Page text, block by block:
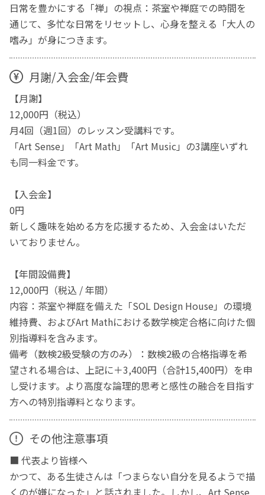
日常を豊かにする「禅」の視点：茶室や禅庭での時間を
通じて、多忙な日常をリセットし、心身を整える「大人の
嗜み」が身につきます。
月謝/入会金/年会費
【月謝】
12,000円（税込）
月4回（週1回）のレッスン受講料です。
「Art Sense」「Art Math」「Art Music」の3講座いずれ
も同一料金です。
【入会金】
0円
新しく趣味を始める方を応援するため、入会金はいただ
いておりません。
【年間設備費】
12,000円（税込 / 年間）
内容：茶室や禅庭を備えた「SOL Design House」の環境
維持費、およびArt Mathにおける数学検定合格に向けた個
別指導料を含みます。
備考（数検2級受験の方のみ）：数検2級の合格指導を希
望される場合は、上記に＋3,400円（合計15,400円）を申
し受けます。より高度な論理的思考と感性の融合を目指す
方への特別指導料となります。
その他注意事項
■ 代表より皆様へ
かつて、ある生徒さんは「つまらない自分を見るようで描
くのが嫌になった」と話されました。しかし、Art Sense